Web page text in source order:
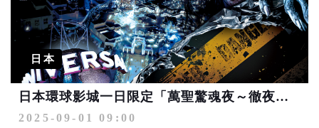
日本
日本環球影城一日限定「萬聖驚魂夜～徹夜狂歡～」即日起開放登記抽票！
2025-09-01 09:00